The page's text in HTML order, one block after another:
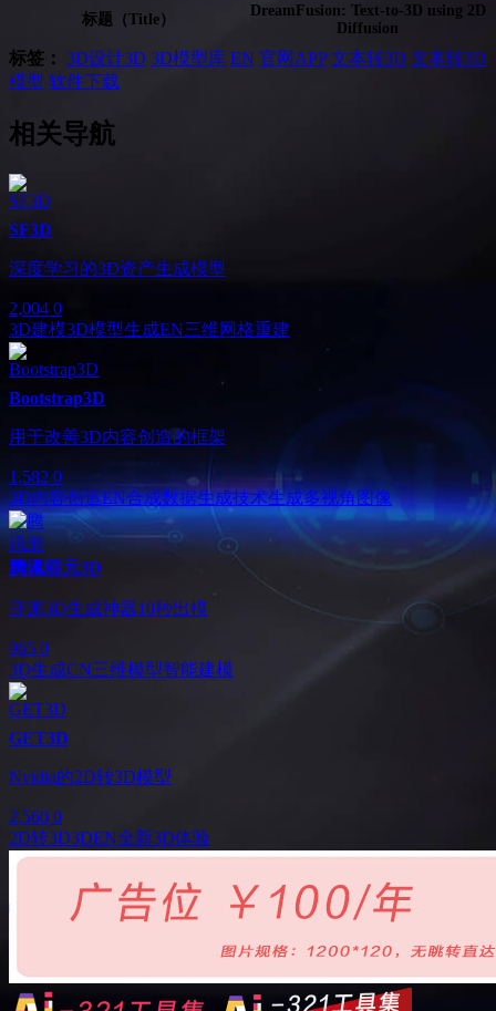
标题（Title）
DreamFusion: Text-to-3D using 2D
Diffusion
标签： 3D设计3D 3D模型库 EN 官网APP 文本转3D 文本转3D
模型 软件下载
相关导航
SF3D
深度学习的3D资产生成模型
2,004 0
3D建模3D模型生成EN三维网格重建
Bootstrap3D
用于改善3D内容创造的框架
1,582 0
3D内容创造EN合成数据生成技术生成多视角图像
腾讯混元3D
开源3D生成神器10秒出模
965 0
3D生成CN三维模型智能建模
GET3D
Nvidia的2D转3D模型
2,560 0
2D转3D3DEN全新3D体验